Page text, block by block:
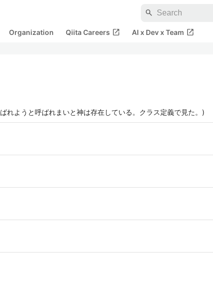
search
Organization Qiita Careers open_in_new AI x Dev x Team open_in_new
ようと呼ばれまいと神は存在している。クラス定義で見た。)